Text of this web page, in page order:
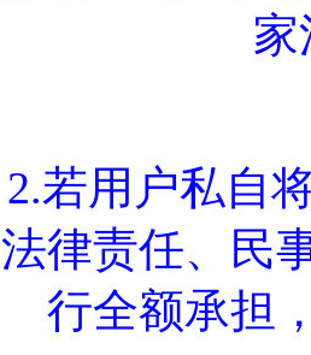
2.若用户私自
法律责任、民
行全额承担